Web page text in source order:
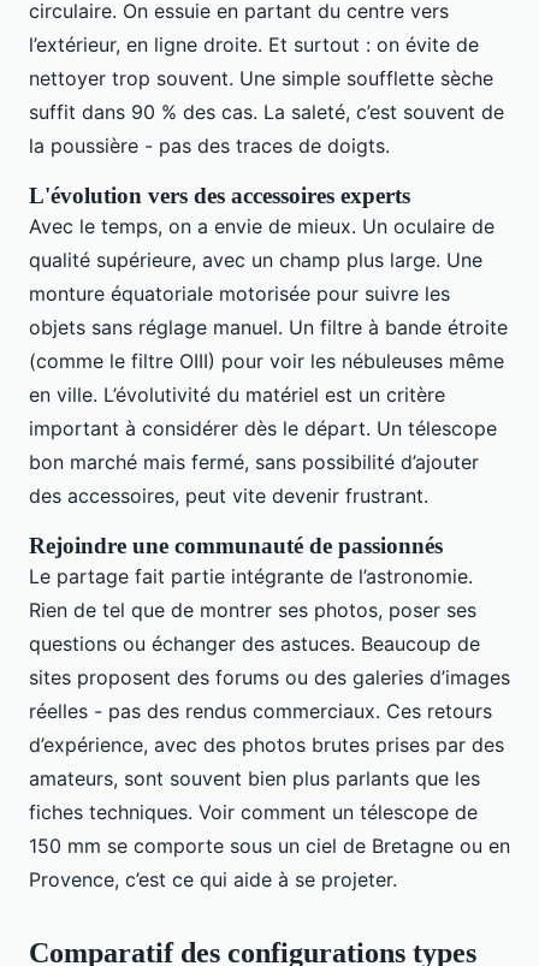
circulaire. On essuie en partant du centre vers
l’extérieur, en ligne droite. Et surtout : on évite de
nettoyer trop souvent. Une simple soufflette sèche
suffit dans 90 % des cas. La saleté, c’est souvent de
la poussière - pas des traces de doigts.
L'évolution vers des accessoires experts
Avec le temps, on a envie de mieux. Un oculaire de
qualité supérieure, avec un champ plus large. Une
monture équatoriale motorisée pour suivre les
objets sans réglage manuel. Un filtre à bande étroite
(comme le filtre OIII) pour voir les nébuleuses même
en ville. L’évolutivité du matériel est un critère
important à considérer dès le départ. Un télescope
bon marché mais fermé, sans possibilité d’ajouter
des accessoires, peut vite devenir frustrant.
Rejoindre une communauté de passionnés
Le partage fait partie intégrante de l’astronomie.
Rien de tel que de montrer ses photos, poser ses
questions ou échanger des astuces. Beaucoup de
sites proposent des forums ou des galeries d’images
réelles - pas des rendus commerciaux. Ces retours
d’expérience, avec des photos brutes prises par des
amateurs, sont souvent bien plus parlants que les
fiches techniques. Voir comment un télescope de
150 mm se comporte sous un ciel de Bretagne ou en
Provence, c’est ce qui aide à se projeter.
Comparatif des configurations types